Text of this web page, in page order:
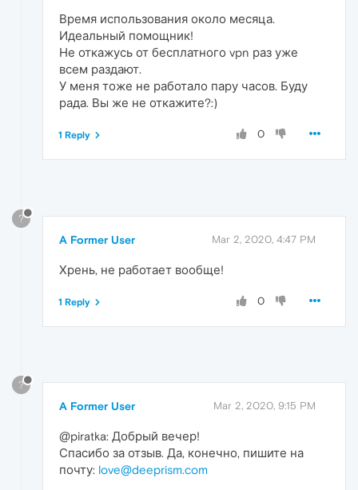
Время использования около месяца.
Идеальный помощник!
Не откажусь от бесплатного vpn раз уже
всем раздают.
У меня тоже не работало пару часов. Буду
рада. Вы же не откажите?:)
0
1 Reply
?
A Former User Mar 2, 2020, 4:47 PM
Хрень, не работает вообще!
0
1 Reply
?
A Former User Mar 2, 2020, 9:15 PM
@piratka: Добрый вечер!
Спасибо за отзыв. Да, конечно, пишите на
почту: love@deeprism.com